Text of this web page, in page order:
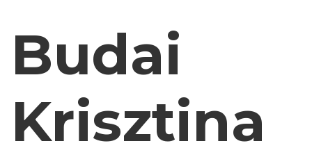
Budai
Krisztina